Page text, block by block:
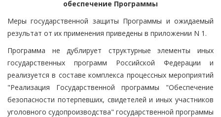
обеспечение Программы
Меры государственной защиты Программы и ожидаемый
результат от их применения приведены в приложении N 1.
Программа не дублирует структурные элементы иных
государственных программ Российской Федерации и
реализуется в составе комплекса процессных мероприятий
"Реализация Государственной программы "Обеспечение
безопасности потерпевших, свидетелей и иных участников
уголовного судопроизводства" государственной программы